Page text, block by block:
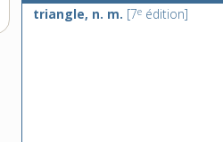
triangle, n. m. [7e édition]